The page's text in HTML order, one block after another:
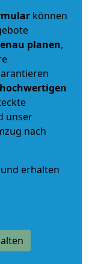
können
planen,
unser
nach
und erhalten